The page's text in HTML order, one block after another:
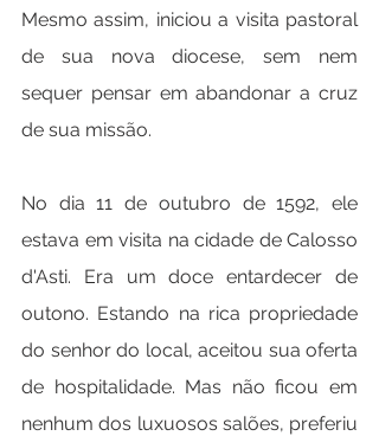
Mesmo assim, iniciou a visita pastoral
de sua nova diocese, sem nem
sequer pensar em abandonar a cruz
de sua missão.
No dia 11 de outubro de 1592, ele
estava em visita na cidade de Calosso
d'Asti. Era um doce entardecer de
outono. Estando na rica propriedade
do senhor do local, aceitou sua oferta
de hospitalidade. Mas não ficou em
nenhum dos luxuosos salões, preferiu